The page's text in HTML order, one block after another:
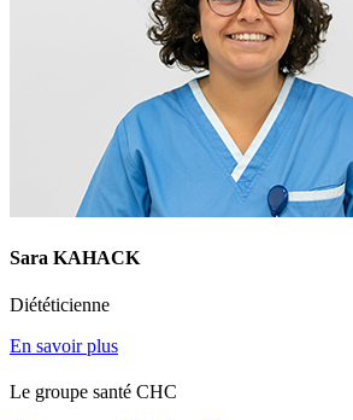
Sara KAHACK
Diététicienne
En savoir plus
Le groupe santé CHC